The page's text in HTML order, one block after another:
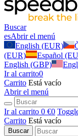
Buscar
esAbrir el menú
English (EUR)
(EUR)
Español
English (GBP)
Ir al carrito0
Carrito Está vacío
Abrir el menú
Ir al carrito 0 €0
Carrito Está vacío
Buscar